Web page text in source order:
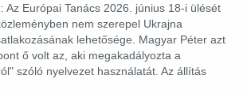
Az Európai Tanács 2026. június 18-i ülését
nem szerepel Ukrajna
lehetősége. Magyar Péter azt
ő volt az, aki megakadályozta a
szóló nyelvezet használatát. Az állítás